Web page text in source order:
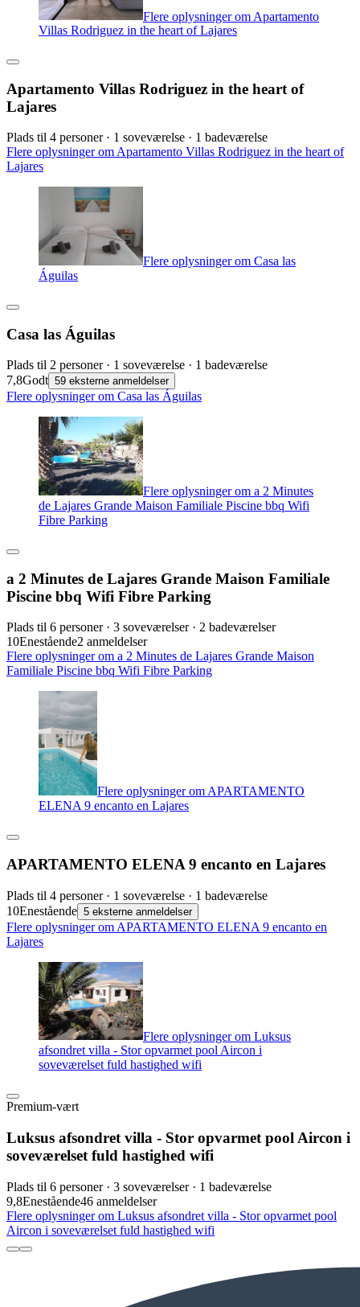
Flere oplysninger om Apartamento
Villas Rodriguez in the heart of Lajares
Apartamento Villas Rodriguez in the heart of
Lajares
Plads til 4 personer · 1 soveværelse · 1 badeværelse
Flere oplysninger om Apartamento Villas Rodriguez in the heart of
Lajares
Flere oplysninger om Casa las
Águilas
Casa las Águilas
Plads til 2 personer · 1 soveværelse · 1 badeværelse
7,8Godt 59 eksterne anmeldelser
Flere oplysninger om Casa las Águilas
Flere oplysninger om a 2 Minutes
de Lajares Grande Maison Familiale Piscine bbq Wifi
Fibre Parking
a 2 Minutes de Lajares Grande Maison Familiale
Piscine bbq Wifi Fibre Parking
Plads til 6 personer · 3 soveværelser · 2 badeværelser
10Enestående2 anmeldelser
Flere oplysninger om a 2 Minutes de Lajares Grande Maison
Familiale Piscine bbq Wifi Fibre Parking
Flere oplysninger om APARTAMENTO
ELENA 9 encanto en Lajares
APARTAMENTO ELENA 9 encanto en Lajares
Plads til 4 personer · 1 soveværelse · 1 badeværelse
10Enestående 5 eksterne anmeldelser
Flere oplysninger om APARTAMENTO ELENA 9 encanto en
Lajares
Flere oplysninger om Luksus
afsondret villa - Stor opvarmet pool Aircon i
soveværelset fuld hastighed wifi
Premium-vært
Luksus afsondret villa - Stor opvarmet pool Aircon i
soveværelset fuld hastighed wifi
Plads til 6 personer · 3 soveværelser · 1 badeværelse
9,8Enestående46 anmeldelser
Flere oplysninger om Luksus afsondret villa - Stor opvarmet pool
Aircon i soveværelset fuld hastighed wifi